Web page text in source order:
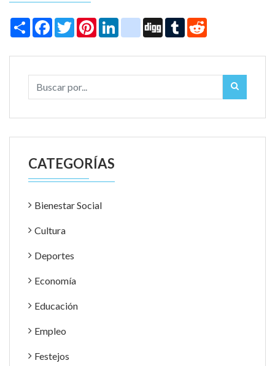
Share Facebook
TwitterPinterestLinkedIninstagram
Digg Tumblr
CATEGORÍAS
Bienestar Social
Cultura
Deportes
Economía
Educación
Empleo
Festejos